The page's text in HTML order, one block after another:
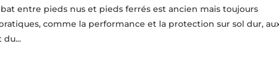
entre pieds nus et pieds ferrés est ancien mais toujours
comme la performance et la protection sur sol dur,
du...